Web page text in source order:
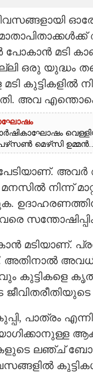
മടി
ഒരു യുദ്ധം
കുട്ടികളിൽ
അവ
​മെ​ഴ്‌​സി​
നിന്ന്
മടിയാണ്.
കുട്ടികളെ
എന്നിവ
ലഞ്ച്